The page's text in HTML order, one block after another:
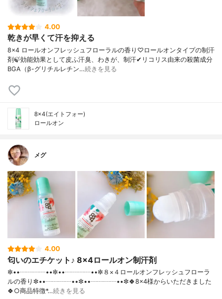
4.00
乾きが早くて汗を抑える
8×4 ロールオンフレッシュフローラルの香り♡ロールオンタイプの制汗
剤🍃効能効果として皮ふ汗臭、わきが、制汗✔︎リコリス由来の殺菌成分
BGA（β-グリチルレチン…続きを見る
8×4(エイトフォー)
ロールオン
メグ
4.00
匂いのエチケット♪ 8×4ロールオン制汗剤
✼••┈┈┈┈••✼••┈┈┈┈••✼８×４ロールオンフレッシュフローラ
ルの香り✼••┈┈┈┈••✼••┈┈┈┈••✼🍀8×4様からいただきました
🍀○商品特徴*…続きを見る